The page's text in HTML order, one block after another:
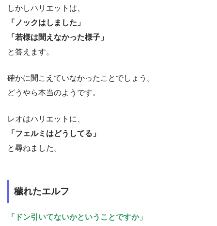
しかしハリエットは、
「ノックはしました」
「若様は聞えなかった様子」
と答えます。
確かに聞こえていなかったことでしょう。
どうやら本当のようです。
レオはハリエットに、
「フェルミはどうしてる」
と尋ねました。
穢れたエルフ
「ドン引いてないかということですか」